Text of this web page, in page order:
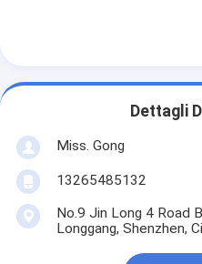
Dettagli
Miss. Gong
13265485132
No.9 Jin Long 4 Road
Longgang, Shenzhen,